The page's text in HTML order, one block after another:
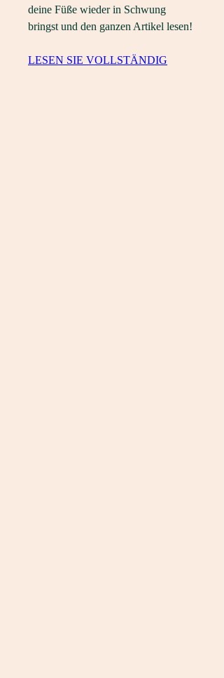
deine Füße wieder in Schwung
bringst und den ganzen Artikel lesen!
LESEN SIE VOLLSTÄNDIG